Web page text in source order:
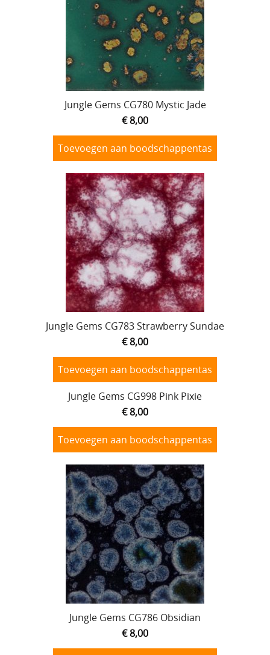
Jungle Gems CG780 Mystic Jade
€ 8,00
Toevoegen aan boodschappentas
Jungle Gems CG783 Strawberry Sundae
€ 8,00
Toevoegen aan boodschappentas
Jungle Gems CG998 Pink Pixie
€ 8,00
Toevoegen aan boodschappentas
Jungle Gems CG786 Obsidian
€ 8,00